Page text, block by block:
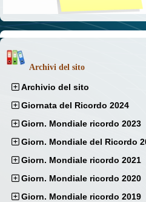
Archivi del sito
Archivio del sito
Giornata del Ricordo 2024
Giorn. Mondiale ricordo 2023
Giorn. Mondiale del Ricordo
Giorn. Mondiale ricordo 2021
Giorn. Mondiale ricordo 2020
Giorn. Mondiale ricordo 2019